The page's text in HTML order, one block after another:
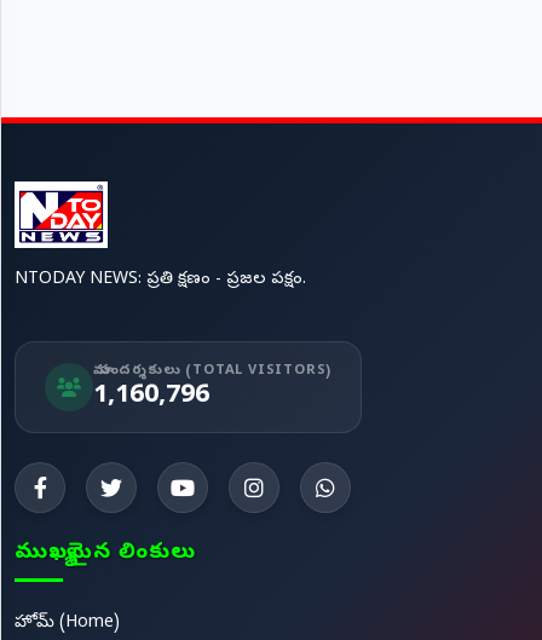
NTODAY NEWS: ప్రతి క్షణం - ప్రజల పక్షం.
మా సందర్శకులు (TOTAL VISITORS)
1,160,796
ముఖ్యమైన లింకులు
హోమ్ (Home)